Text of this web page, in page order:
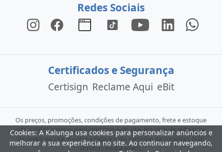
Redes Sociais
Certificados e Segurança
Certisign Reclame Aqui eBit
Os preços, promoções, condições de pagamento, frete e estoque
são válidos apenas para compras pelo site. No caso de diferença
de preço no site, o valor válido é o do carrinho de compras. Não
abrimos embalagens.
Cookies: A Kalunga usa cookies para personalizar anúncios e
melhorar a sua experiência no site. Ao continuar navegando,